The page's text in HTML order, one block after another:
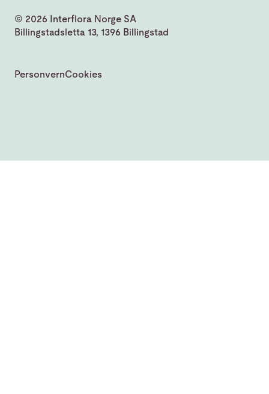
© 2026 Interflora Norge SA
Billingstadsletta 13, 1396 Billingstad
PersonvernCookies